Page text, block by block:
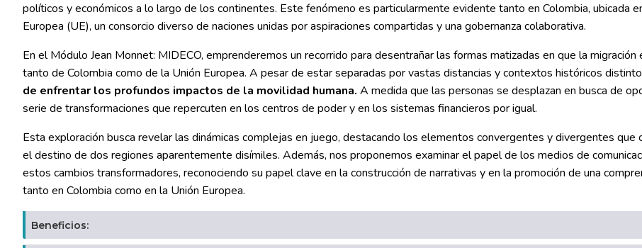
políticos y económicos a lo largo de los continentes. Este fenómeno es particularmente evidente tanto en Colombia, ubicada
Europea (UE), un consorcio diverso de naciones unidas por aspiraciones compartidas y una gobernanza colaborativa.
En el Módulo Jean Monnet: MIDECO, emprenderemos un recorrido para desentrañar las formas matizadas en que la
tanto de Colombia como de la Unión Europea. A pesar de estar separadas por vastas distancias y contextos históricos
de enfrentar los profundos impactos de la movilidad humana. A medida que las personas se desplazan en busca de
serie de transformaciones que repercuten en los centros de poder y en los sistemas financieros por igual.
Esta exploración busca revelar las dinámicas complejas en juego, destacando los elementos convergentes y divergentes que
el destino de dos regiones aparentemente disímiles. Además, nos proponemos examinar el papel de los medios de
estos cambios transformadores, reconociendo su papel clave en la construcción de narrativas y en la promoción de una
tanto en Colombia como en la Unión Europea.
Beneficios: